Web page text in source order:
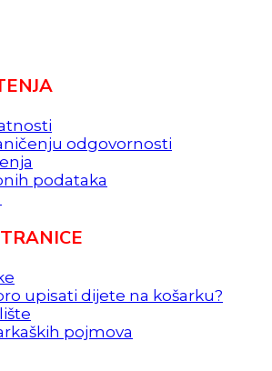
odgovornosti
podataka
upisati dijete na košarku?
pojmova